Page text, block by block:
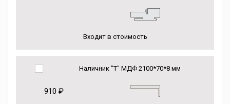
Входит в стоимость
Наличник "Т" МДФ 2100*70*8 мм
910 ₽